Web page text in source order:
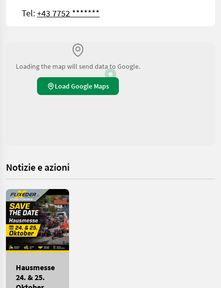
Tel:+43 7752 *******
Loading the map will send data to Google.
Load Google Maps
Notizie e azioni
Hausmesse
24. & 25.